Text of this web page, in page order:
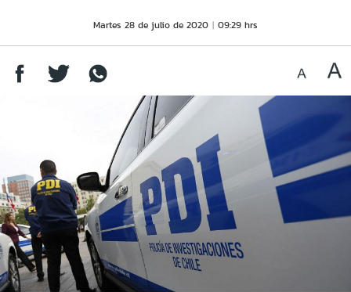
Martes 28 de julio de 2020 09:29 hrs